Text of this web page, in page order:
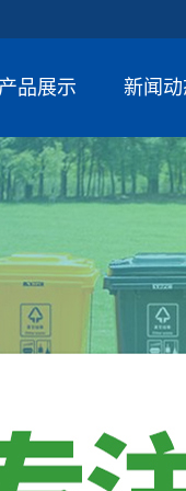
产品展示 新闻动